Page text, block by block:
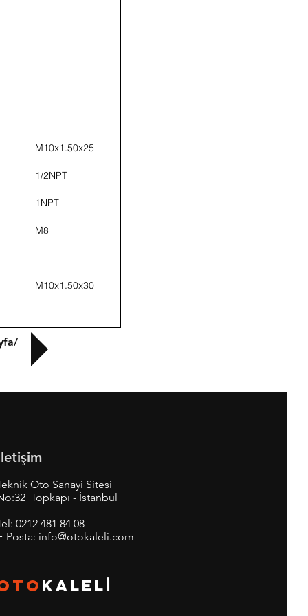
M10x1.50x25
1/2NPT
1NPT
M8
M10x1.50x30
Oto Sanayi Sitesi
Topkapı - İstanbul
0212 481 84 08
Posta: info@otokaleli.com
KALELİ